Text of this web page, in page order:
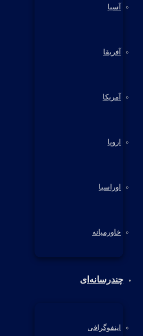
آسیا
آفریقا
آمریکا
اروپا
اوراسیا
خاورمیانه
چندرسانه‌ای
اینفوگرافی